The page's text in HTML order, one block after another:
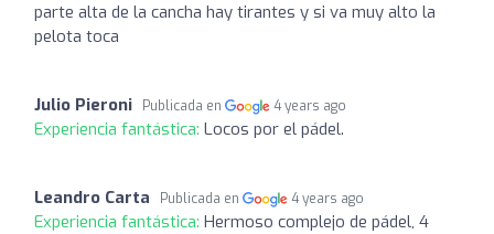
parte alta de la cancha hay tirantes y si va muy alto la
pelota toca
Julio Pieroni Publicada en 4 years ago
Experiencia fantástica: Locos por el pádel.
Leandro Carta Publicada en 4 years ago
Experiencia fantástica: Hermoso complejo de pádel, 4